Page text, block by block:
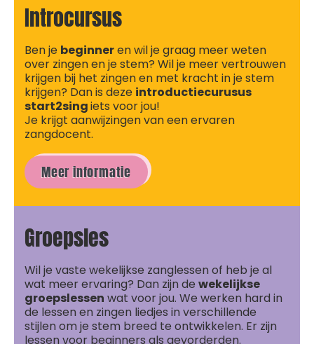
Introcursus
Ben je beginneren wil je graag meer weten
over zingen en je stem? Wil je meer vertrouwen
krijgen bij het zingen en met kracht in je stem
krijgen? Dan is deze introductiecurusus
start2singiets voor jou!
Je krijgt aanwijzingen van een ervaren
zangdocent.
Meer informatie
Groepsles
Wil je vaste wekelijkse zanglessen of heb je al
wat meer ervaring? Dan zijn de wekelijkse
groepslessen wat voor jou. We werken hard in
de lessen en zingen liedjes in verschillende
stijlen om je stem breed te ontwikkelen. Er zijn
lessen voor beginners als gevorderden.